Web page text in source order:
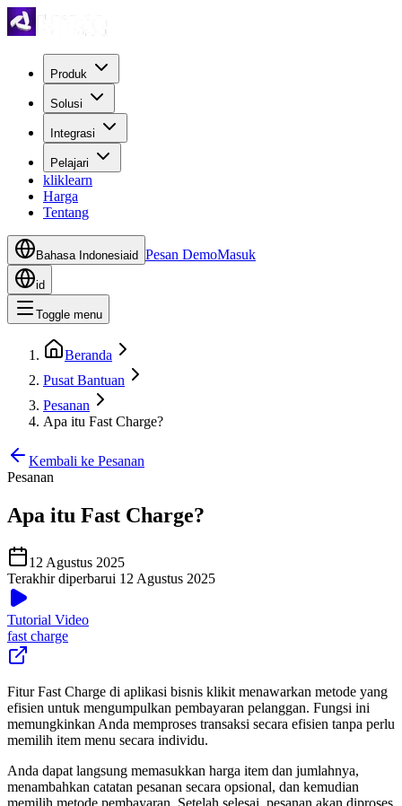
Produk
Solusi
Integrasi
Pelajari
kliklearn
Harga
Tentang
Bahasa Indonesiaid Pesan DemoMasuk
id
Toggle menu
Beranda
Pusat Bantuan
Pesanan
Apa itu Fast Charge?
Kembali ke Pesanan
Pesanan
Apa itu Fast Charge?
12 Agustus 2025
Terakhir diperbarui 12 Agustus 2025
Tutorial Video
fast charge
Fitur Fast Charge di aplikasi bisnis klikit menawarkan metode yang
efisien untuk mengumpulkan pembayaran pelanggan. Fungsi ini
memungkinkan Anda memproses transaksi secara efisien tanpa perlu
memilih item menu secara individu.
Anda dapat langsung memasukkan harga item dan jumlahnya,
menambahkan catatan pesanan secara opsional, dan kemudian
memilih metode pembayaran. Setelah selesai, pesanan akan diproses